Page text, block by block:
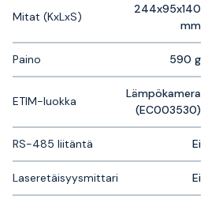
Mitat (KxLxS)
244x95x140
mm
Paino 590 g
ETIM-luokka
Lämpökamera
(EC003530)
RS-485 liitäntä Ei
Laseretäisyysmittari Ei